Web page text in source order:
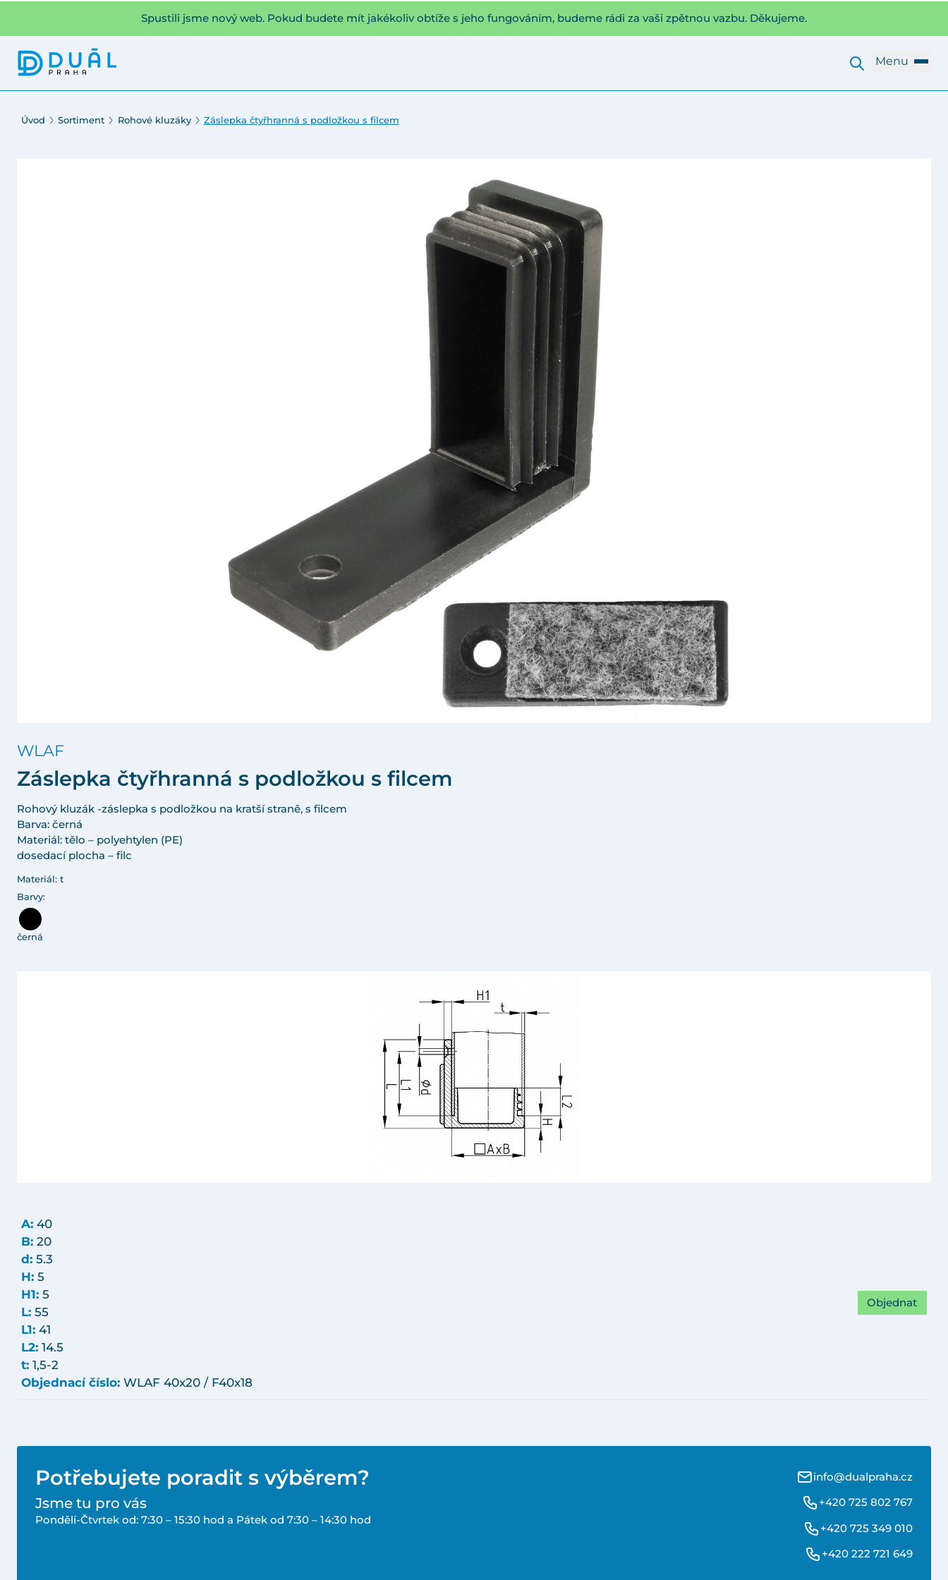
Spustili jsme nový web. Pokud budete mít jakékoliv obtíže s jeho fungováním, budeme rádi za vaši zpětnou vazbu. Děkujeme.
Menu
Úvod Sortiment Rohové kluzáky Záslepka čtyřhranná s podložkou s filcem
WLAF
Záslepka čtyřhranná s podložkou s filcem
Rohový kluzák -záslepka s podložkou na kratší straně, s filcem
Barva: černá
Materiál: tělo – polyehtylen (PE)
dosedací plocha – filc
Materiál: t
Barvy:
černá
A: 40
B: 20
d: 5.3
H: 5
H1: 5
L: 55
L1: 41
L2: 14.5
t: 1,5-2
Objednací číslo: WLAF 40x20 / F40x18
Objednat
Potřebujete poradit s výběrem?
Jsme tu pro vás
Pondělí-Čtvrtek od: 7:30 – 15:30 hod a Pátek od 7:30 – 14:30 hod
info@dualpraha.cz
+420 725 802 767
+420 725 349 010
+420 222 721 649